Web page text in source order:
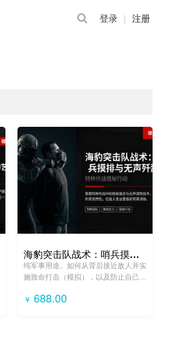
登录 注册
海豹突击队战术：哨兵摸排与无声歼敌
纯军事用途。如何从背后接近敌人并实
施致命打击（模拟），以及防止自己被
￥ 688.00